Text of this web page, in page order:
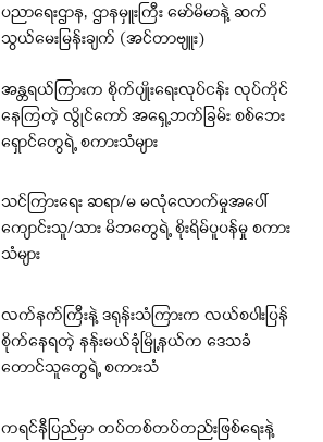
ပညာရေးဌာန, ဌာနမှူးကြီး မော်မိမာနဲ့ ဆက်
သွယ်မေးမြန်းချက် (အင်တာဗျူး)
အန္တရယ်ကြားက စိုက်ပျိုးရေးလုပ်ငန်း လုပ်ကိုင်
နေကြတဲ့ လွိုင်ကော် အရှေ့ဘက်ခြမ်း စစ်ဘေး
ရှောင်တွေရဲ့ စကားသံများ
သင်ကြားရေး ဆရာ/မ မလုံလောက်မှုအပေါ်
ကျောင်းသူ/သား မိဘတွေရဲ့ စိုးရိမ်ပူပန်မှု စကား
သံများ
လက်နက်ကြီးနဲ့ ဒရုန်းသံကြားက လယ်စပါးပြန်
စိုက်နေရတဲ့ နန်းမယ်ခုံမြို့နယ်က ဒေသခံ
တောင်သူတွေရဲ့ စကားသံ
ကရင်နီပြည်မှာ တပ်တစ်တပ်တည်းဖြစ်ရေးနဲ့